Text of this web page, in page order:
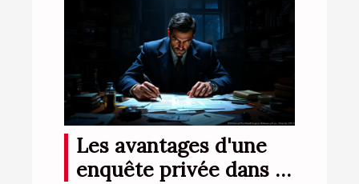
Les avantages d'une
enquête privée dans la